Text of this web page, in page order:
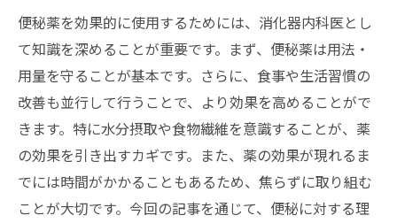
便秘薬を効果的に使用するためには、消化器内科医とし
て知識を深めることが重要です。まず、便秘薬は用法・
用量を守ることが基本です。さらに、食事や生活習慣の
改善も並行して行うことで、より効果を高めることがで
きます。特に水分摂取や食物繊維を意識することが、薬
の効果を引き出すカギです。また、薬の効果が現れるま
でには時間がかかることもあるため、焦らずに取り組む
ことが大切です。今回の記事を通じて、便秘に対する理